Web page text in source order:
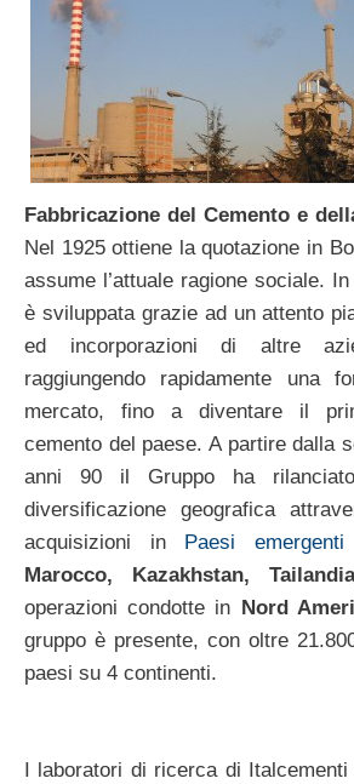
Fabbricazione del Cemento e
Nel 1925 ottiene la quotazione in
assume l’attuale ragione sociale.
è sviluppata grazie ad un attento
ed incorporazioni di altre
raggiungendo rapidamente una
mercato, fino a diventare il
cemento del paese. A partire dalla
anni 90 il Gruppo ha
diversificazione geografica
acquisizioni in
Paesi
Marocco, Kazakhstan,
operazioni condotte in Nord
gruppo è presente, con oltre
paesi su 4 continenti.
I laboratori di ricerca di